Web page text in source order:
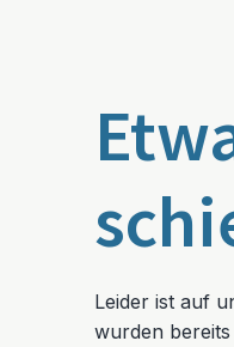
Leider ist auf
wurden